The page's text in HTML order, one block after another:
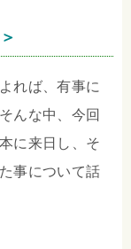
れば、有事に
んな中、今回
に来日し、そ
事について話